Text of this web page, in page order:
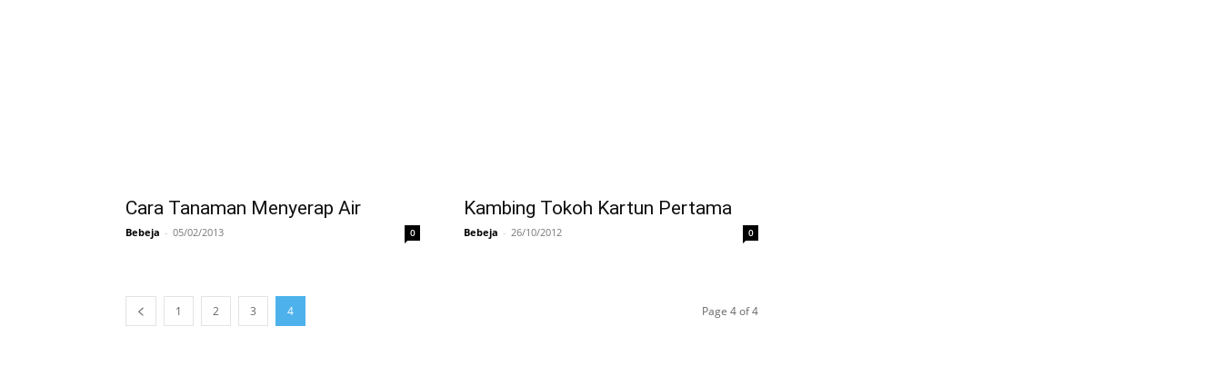
Cara Tanaman Menyerap Air
Bebeja - 05/02/2013 0
Kambing Tokoh Kartun Pertama
Bebeja - 26/10/2012 0
1 2 3 4 Page 4 of 4